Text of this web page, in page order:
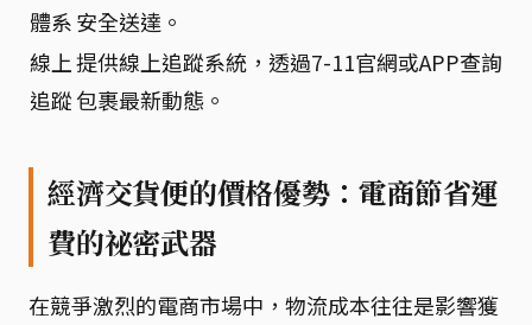
體系安全送達。
線上
追蹤
提供線上追蹤系統，透過7-11官網或APP查詢
包裹最新動態。
經濟交貨便的價格優勢：電商節省運
費的祕密武器
在競爭激烈的電商市場中，物流成本往往是影響獲